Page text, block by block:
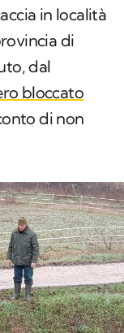
in località
di
dal
bloccato
di non